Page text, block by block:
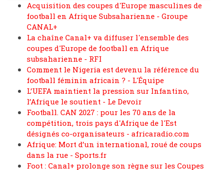
Acquisition des coupes d'Europe masculines de
football en Afrique Subsaharienne - Groupe
CANAL+
La chaîne Canal+ va diffuser l'ensemble des
coupes d'Europe de football en Afrique
subsaharienne - RFI
Comment le Nigeria est devenu la référence du
football féminin africain ? - L'Équipe
L’UEFA maintient la pression sur Infantino,
l’Afrique le soutient - Le Devoir
Football. CAN 2027 : pour les 70 ans de la
compétition, trois pays d'Afrique de l'Est
désignés co-organisateurs - africaradio.com
Afrique: Mort d’un international, roué de coups
dans la rue - Sports.fr
Foot : Canal+ prolonge son règne sur les Coupes